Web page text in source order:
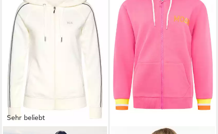
Sehr beliebt